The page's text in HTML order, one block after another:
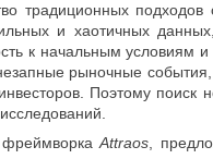
традиционных
и хаотичных
к начальным
рыночные
Поэтому
Attraos ,